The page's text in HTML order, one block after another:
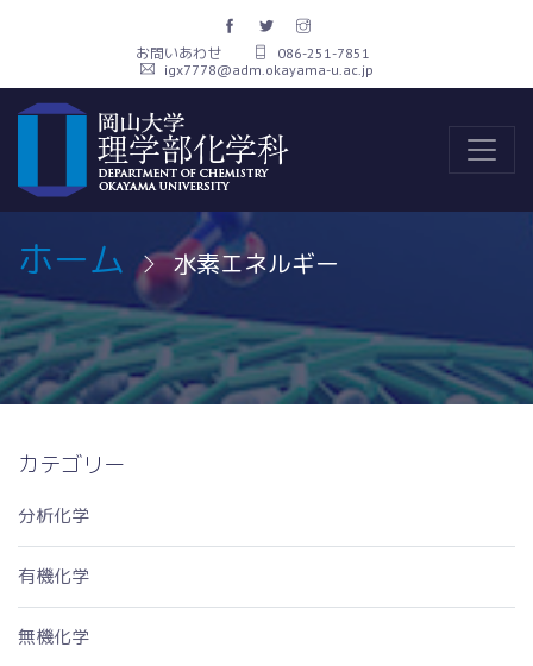
お問いあわせ
086-251-7851
igx7778@adm.okayama-u.ac.jp
ホーム 水素エネルギー
カテゴリー
分析化学
有機化学
無機化学